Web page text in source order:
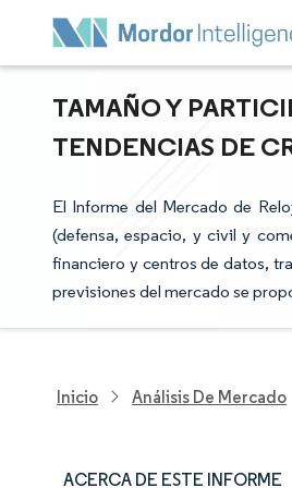
TAMAÑO Y
TENDENCIAS DE
El Informe del Mercado de
(defensa, espacio, y civil y
financiero y centros de datos,
previsiones del mercado se
Inicio Análisis De Mercado
ACERCA DE ESTE INFORME